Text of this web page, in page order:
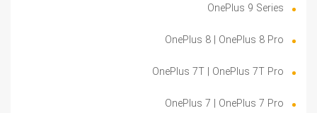
OnePlus 9 Series
OnePlus 8 | OnePlus 8 Pro
OnePlus 7T | OnePlus 7T Pro
OnePlus 7 | OnePlus 7 Pro